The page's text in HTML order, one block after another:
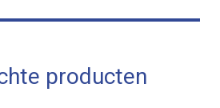
producten